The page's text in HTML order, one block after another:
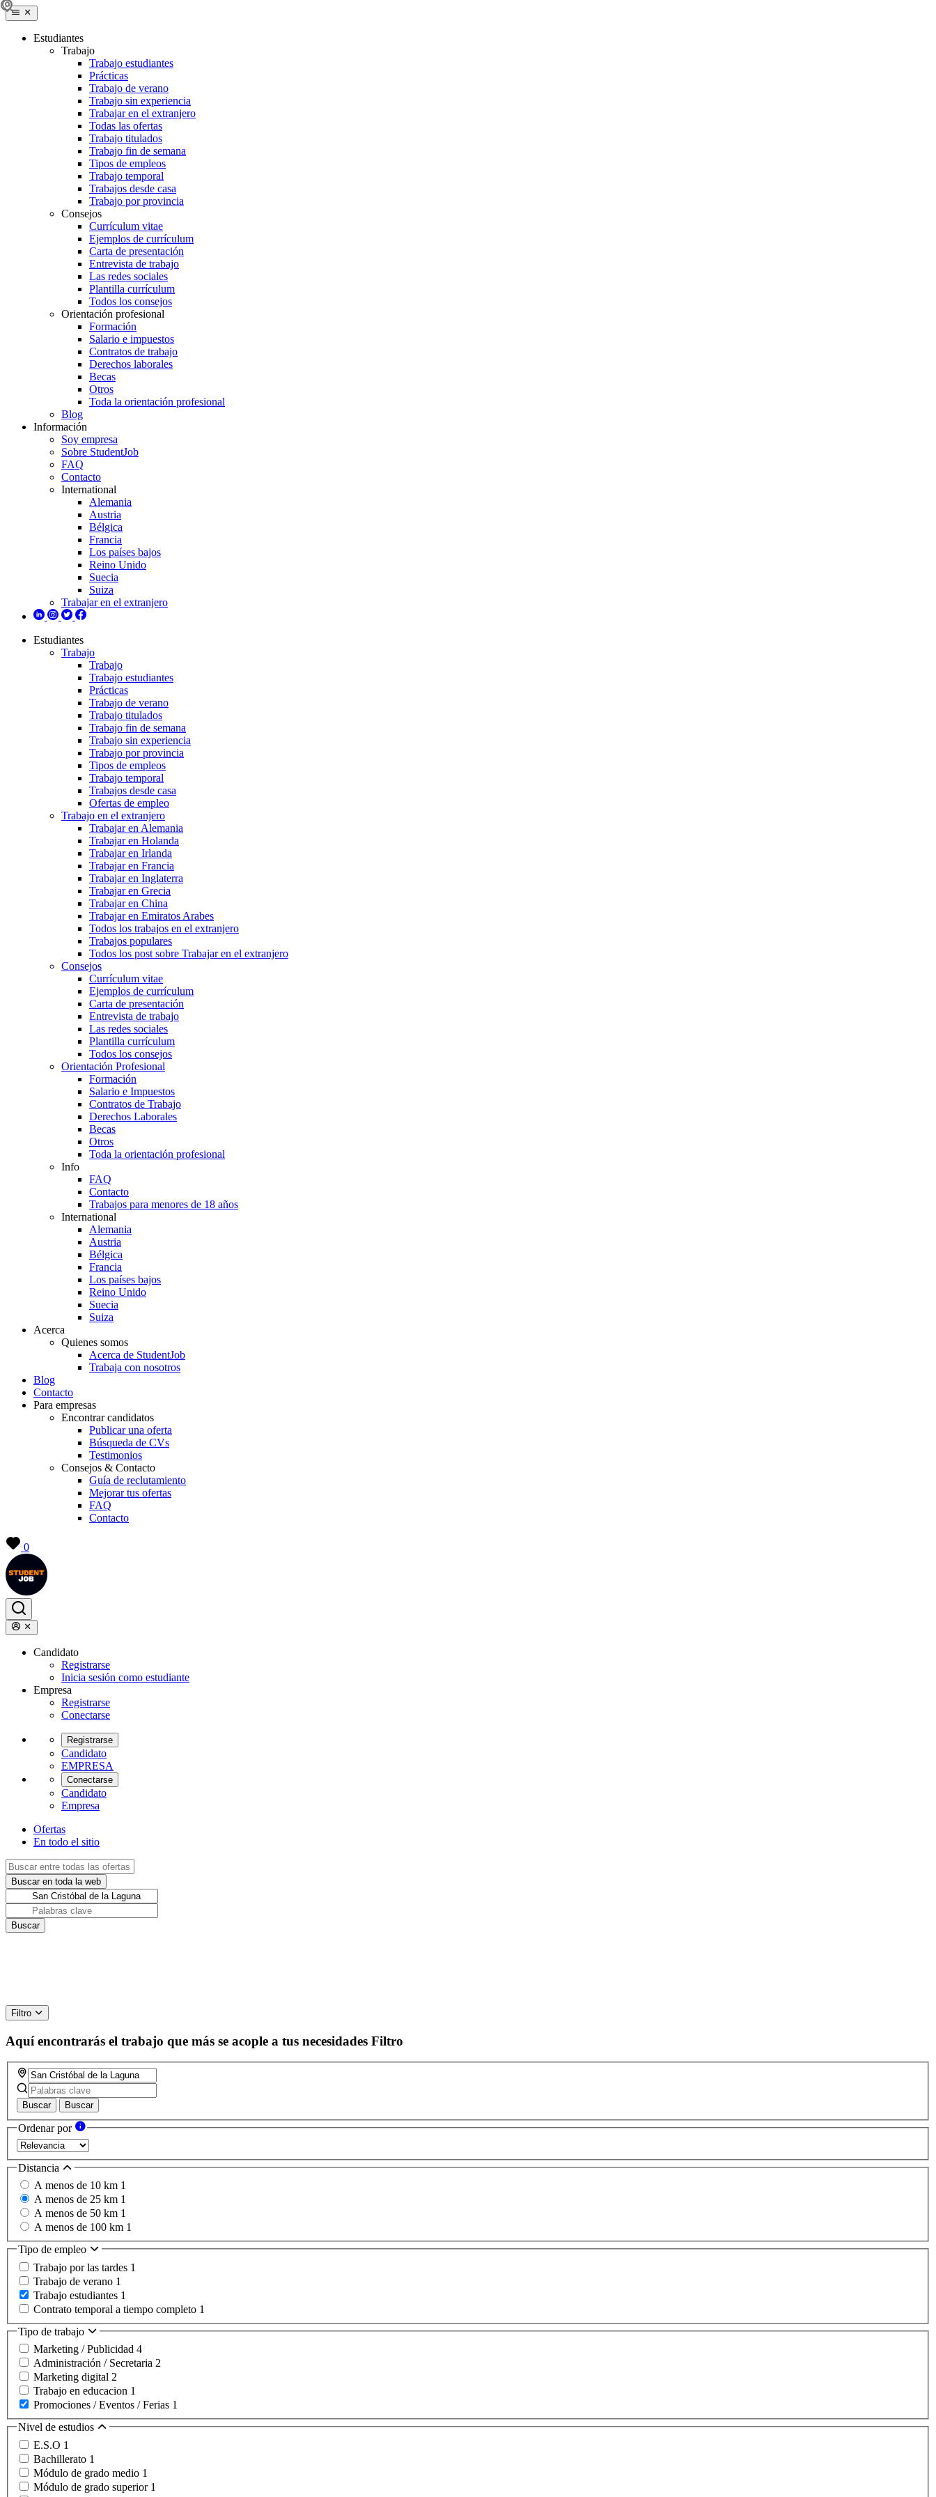
Estudiantes
Trabajo
Trabajo estudiantes
Prácticas
Trabajo de verano
Trabajo sin experiencia
Trabajar en el extranjero
Todas las ofertas
Trabajo titulados
Trabajo fin de semana
Tipos de empleos
Trabajo temporal
Trabajos desde casa
Trabajo por provincia
Consejos
Currículum vitae
Ejemplos de currículum
Carta de presentación
Entrevista de trabajo
Las redes sociales
Plantilla currículum
Todos los consejos
Orientación profesional
Formación
Salario e impuestos
Contratos de trabajo
Derechos laborales
Becas
Otros
Toda la orientación profesional
Blog
Información
Soy empresa
Sobre StudentJob
FAQ
Contacto
International
Alemania
Austria
Bélgica
Francia
Los países bajos
Reino Unido
Suecia
Suiza
Trabajar en el extranjero
Estudiantes
Trabajo
Trabajo
Trabajo estudiantes
Prácticas
Trabajo de verano
Trabajo titulados
Trabajo fin de semana
Trabajo sin experiencia
Trabajo por provincia
Tipos de empleos
Trabajo temporal
Trabajos desde casa
Ofertas de empleo
Trabajo en el extranjero
Trabajar en Alemania
Trabajar en Holanda
Trabajar en Irlanda
Trabajar en Francia
Trabajar en Inglaterra
Trabajar en Grecia
Trabajar en China
Trabajar en Emiratos Arabes
Todos los trabajos en el extranjero
Trabajos populares
Todos los post sobre Trabajar en el extranjero
Consejos
Currículum vitae
Ejemplos de currículum
Carta de presentación
Entrevista de trabajo
Las redes sociales
Plantilla currículum
Todos los consejos
Orientación Profesional
Formación
Salario e Impuestos
Contratos de Trabajo
Derechos Laborales
Becas
Otros
Toda la orientación profesional
Info
FAQ
Contacto
Trabajos para menores de 18 años
International
Alemania
Austria
Bélgica
Francia
Los países bajos
Reino Unido
Suecia
Suiza
Acerca
Quienes somos
Acerca de StudentJob
Trabaja con nosotros
Blog
Contacto
Para empresas
Encontrar candidatos
Publicar una oferta
Búsqueda de CVs
Testimonios
Consejos & Contacto
Guía de reclutamiento
Mejorar tus ofertas
FAQ
Contacto
0
Candidato
Registrarse
Inicia sesión como estudiante
Empresa
Registrarse
Conectarse
Registrarse
Candidato
EMPRESA
Conectarse
Candidato
Empresa
Ofertas
En todo el sitio
Filtro
Aquí encontrarás el trabajo que más se acople a tus necesidades Filtro
Buscar Buscar
Ordenar por
Distancia
A menos de 10 km 1
A menos de 25 km 1
A menos de 50 km 1
A menos de 100 km 1
Tipo de empleo
Trabajo por las tardes 1
Trabajo de verano 1
Trabajo estudiantes 1
Contrato temporal a tiempo completo 1
Tipo de trabajo
Marketing / Publicidad 4
Administración / Secretaria 2
Marketing digital 2
Trabajo en educacion 1
Promociones / Eventos / Ferias 1
Nivel de estudios
E.S.O 1
Bachillerato 1
Módulo de grado medio 1
Módulo de grado superior 1